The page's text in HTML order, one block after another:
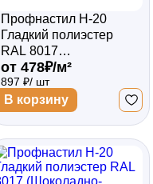
Профнастил Н-20
Гладкий полиэстер
RAL 8017
(Шоколадно-
коричневый)
1500*1150*0,45
односторонний
от 478₽/м²
897 ₽/ шт
В корзину